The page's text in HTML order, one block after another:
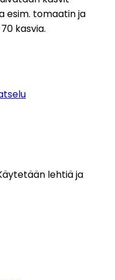
esim. tomaatin ja
kasvia.
lehtiä ja